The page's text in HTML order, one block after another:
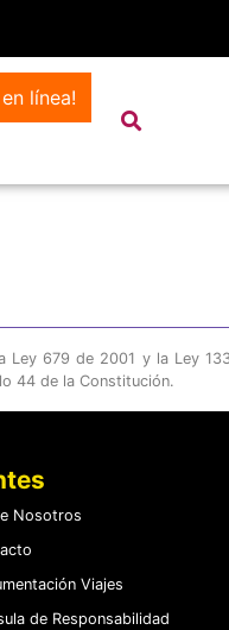
en línea!
Ley 679 de 2001 y la Ley
44 de la Constitución.
Nosotros
Viajes
de Responsabilidad